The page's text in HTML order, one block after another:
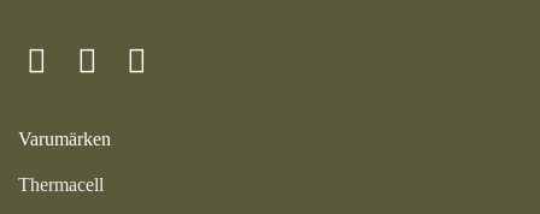
Varumärken
Thermacell